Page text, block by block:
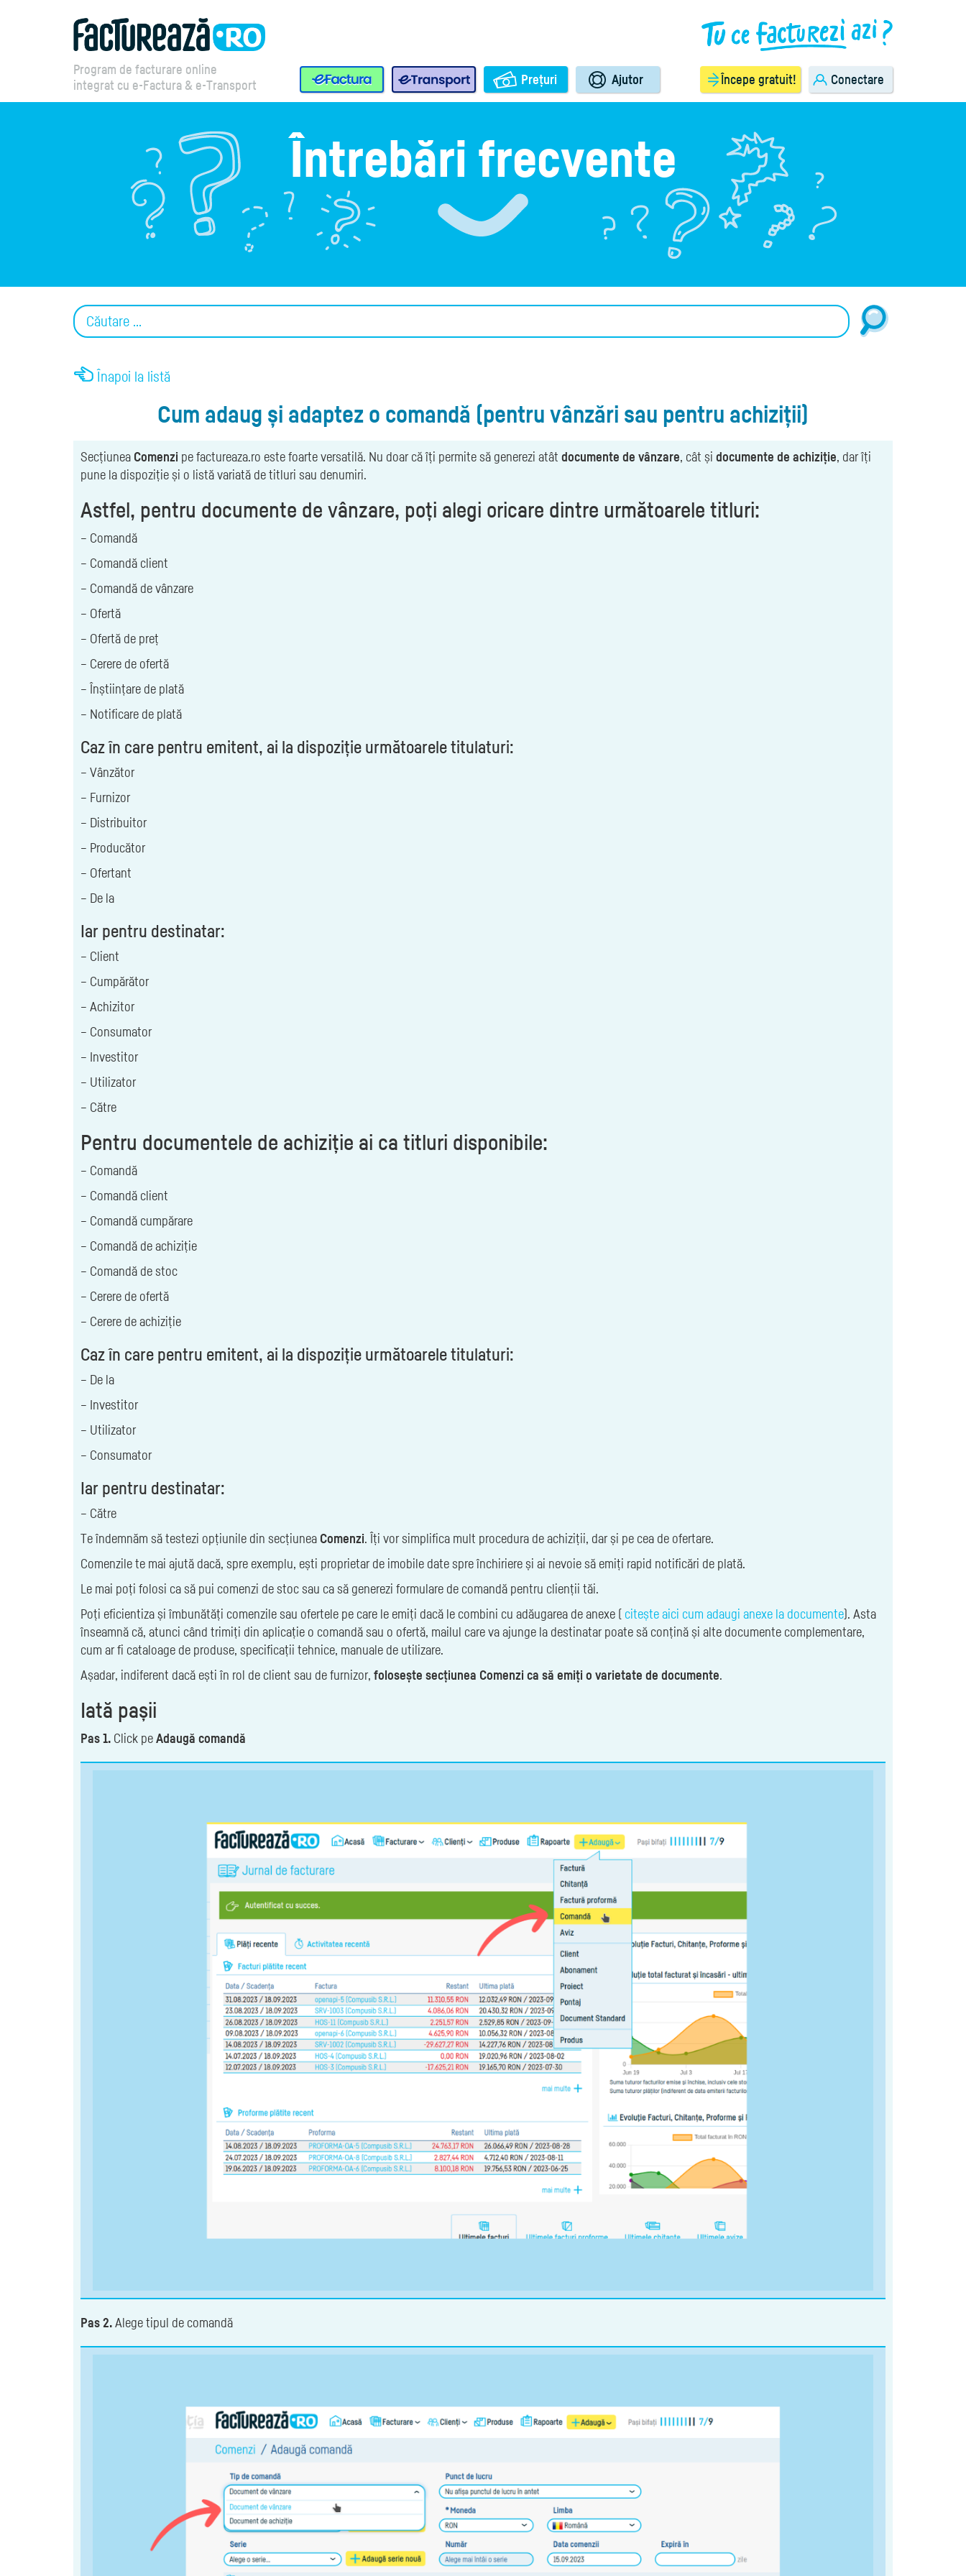
Program de facturare online
integrat cu e-Factura & e-Transport
e-Factura e-Transport Prețuri Ajutor Începe gratuit! Conectare
Întrebări frecvente
Înapoi la listă
Cum adaug și adaptez o comandă (pentru vânzări sau pentru achiziții)
Secțiunea Comenzi pe factureaza.ro este foarte versatilă. Nu doar că îți permite să generezi atât documente de vânzare, cât și documente de achiziție, dar îți
pune la dispoziție și o listă variată de titluri sau denumiri.
Astfel, pentru documente de vânzare, poți alegi oricare dintre următoarele titluri:
– Comandă
– Comandă client
– Comandă de vânzare
– Ofertă
– Ofertă de preț
– Cerere de ofertă
– Înștiințare de plată
– Notificare de plată
Caz în care pentru emitent, ai la dispoziție următoarele titulaturi:
– Vânzător
– Furnizor
– Distribuitor
– Producător
– Ofertant
– De la
Iar pentru destinatar:
– Client
– Cumpărător
– Achizitor
– Consumator
– Investitor
– Utilizator
– Către
Pentru documentele de achiziție ai ca titluri disponibile:
– Comandă
– Comandă client
– Comandă cumpărare
– Comandă de achiziție
– Comandă de stoc
– Cerere de ofertă
– Cerere de achiziție
Caz în care pentru emitent, ai la dispoziție următoarele titulaturi:
– De la
– Investitor
– Utilizator
– Consumator
Iar pentru destinatar:
– Către
Te îndemnăm să testezi opțiunile din secțiunea Comenzi. Îți vor simplifica mult procedura de achiziții, dar și pe cea de ofertare.
Comenzile te mai ajută dacă, spre exemplu, ești proprietar de imobile date spre închiriere și ai nevoie să emiți rapid notificări de plată.
Le mai poți folosi ca să pui comenzi de stoc sau ca să generezi formulare de comandă pentru clienții tăi.
Poți eficientiza și îmbunătăți comenzile sau ofertele pe care le emiți dacă le combini cu adăugarea de anexe ( citește aici cum adaugi anexe la documente). Asta
înseamnă că, atunci când trimiți din aplicație o comandă sau o ofertă, mailul care va ajunge la destinatar poate să conțină și alte documente complementare,
cum ar fi cataloage de produse, specificații tehnice, manuale de utilizare.
Așadar, indiferent dacă ești în rol de client sau de furnizor, folosește secțiunea Comenzi ca să emiți o varietate de documente.
Iată pașii
Pas 1. Click peAdaugă comandă
Pas 2.Alege tipul de comandă